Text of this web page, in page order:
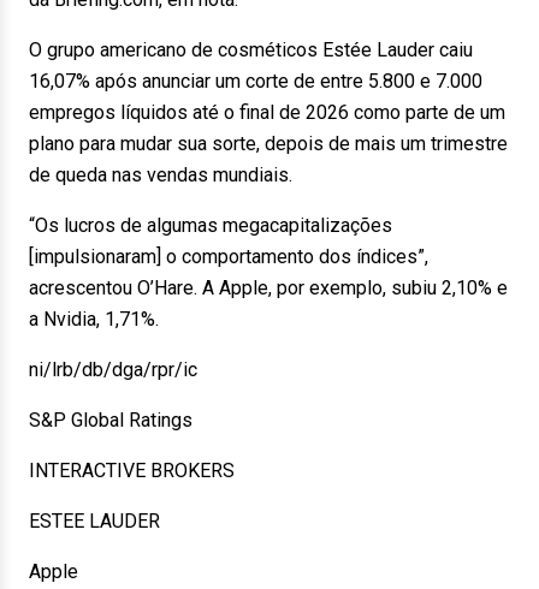
O grupo americano de cosméticos Estée Lauder caiu
16,07% após anunciar um corte de entre 5.800 e 7.000
empregos líquidos até o final de 2026 como parte de um
plano para mudar sua sorte, depois de mais um trimestre
de queda nas vendas mundiais.
“Os lucros de algumas megacapitalizações
[impulsionaram] o comportamento dos índices”,
acrescentou O’Hare. A Apple, por exemplo, subiu 2,10% e
a Nvidia, 1,71%.
ni/lrb/db/dga/rpr/ic
S&P Global Ratings
INTERACTIVE BROKERS
ESTEE LAUDER
Apple